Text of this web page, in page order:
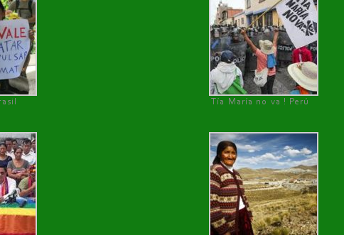
Tía María no va ! Perú